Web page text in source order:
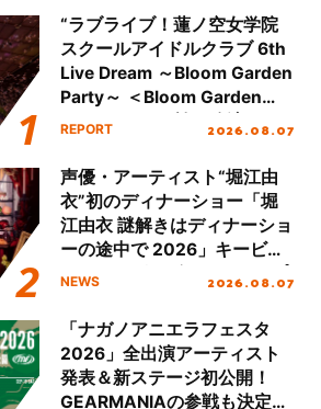
“ラブライブ！蓮ノ空女学院
スクールアイドルクラブ 6th
Live Dream ～Bloom Garden
Party～ ＜Bloom Garden
Party Stage／埼玉公演＞”
REPORT 2026.08.07
声優・アーティスト“堀江由
衣”初のディナーショー「堀
江由衣 謎解きはディナーショ
ーの途中で 2026」キービジ
ュアル＆グッズラインナップ
NEWS 2026.08.07
「ナガノアニエラフェスタ
2026」全出演アーティスト
発表＆新ステージ初公開！
GEARMANIAの参戦も決定